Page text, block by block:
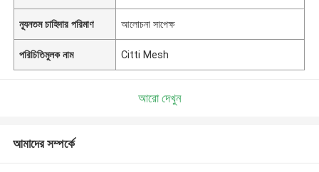
ন্যূনতম চাহিদার পরিমাণ আলোচনা সাপেক্ষ
পরিচিতিমুলক নাম Citti Mesh
আরো দেখুন
আমাদের সম্পর্কে